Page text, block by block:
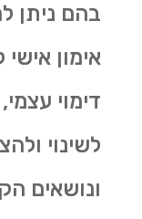
בהם ניתן
אימון
דימוי
לשינוי
ונושאים